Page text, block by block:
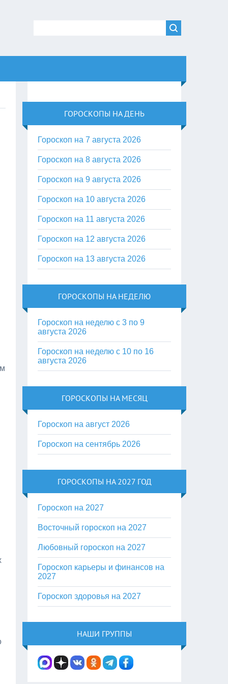
ГОРОСКОПЫ НА ДЕНЬ
Гороскоп на 7 августа 2026
Гороскоп на 8 августа 2026
Гороскоп на 9 августа 2026
Гороскоп на 10 августа 2026
Гороскоп на 11 августа 2026
Гороскоп на 12 августа 2026
Гороскоп на 13 августа 2026
ГОРОСКОПЫ НА НЕДЕЛЮ
Гороскоп на неделю с 3 по 9
августа 2026
Гороскоп на неделю с 10 по 16
августа 2026
ГОРОСКОПЫ НА МЕСЯЦ
Гороскоп на август 2026
Гороскоп на сентябрь 2026
ГОРОСКОПЫ НА 2027 ГОД
Гороскоп на 2027
Восточный гороскоп на 2027
Любовный гороскоп на 2027
Гороскоп карьеры и финансов на
2027
Гороскоп здоровья на 2027
НАШИ ГРУППЫ